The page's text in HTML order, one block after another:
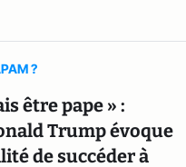
?
être pape » :
Trump évoque
de succéder à